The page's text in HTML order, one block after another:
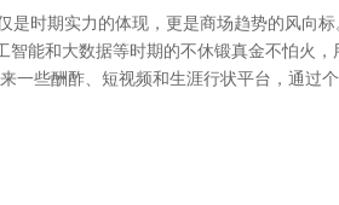
时期实力的体现，更是商场趋势的风向
能和大数据等时期的不休锻真金不怕火
一些酬酢、短视频和生涯行状平台，通过